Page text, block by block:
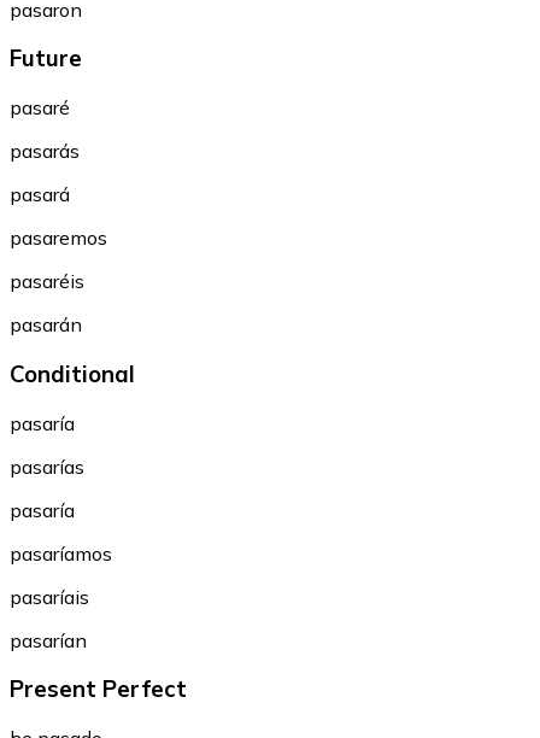
pasaron
Future
pasaré
pasarás
pasará
pasaremos
pasaréis
pasarán
Conditional
pasaría
pasarías
pasaría
pasaríamos
pasaríais
pasarían
Present Perfect